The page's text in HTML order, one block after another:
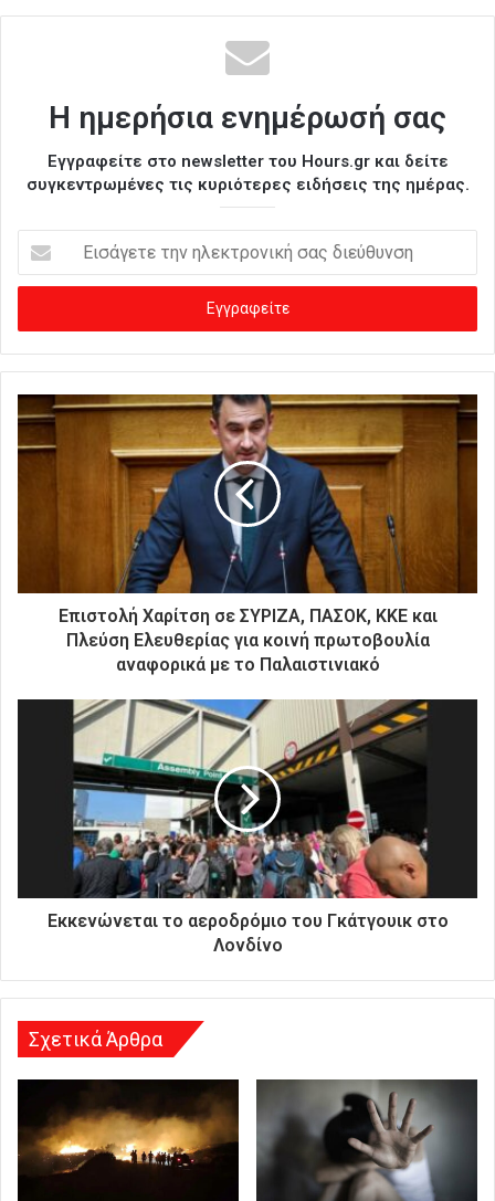
Η ημερήσια ενημέρωσή σας
Εγγραφείτε στο newsletter του Hours.gr και δείτε
συγκεντρωμένες τις κυριότερες ειδήσεις της ημέρας.
σ
γ
ε
ε
τ
η
κ
σ
Επιστολή Χαρίτση σε ΣΥΡΙΖΑ, ΠΑΣΟΚ, ΚΚΕ και
Πλεύση Ελευθερίας για κοινή πρωτοβουλία
αναφορικά με το Παλαιστινιακό
Εκκενώνεται το αεροδρόμιο του Γκάτγουικ στο
Λονδίνο
Σχετικά Άρθρα